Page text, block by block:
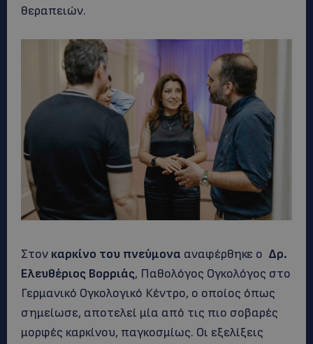
θεραπειών.
Στον καρκίνο του πνεύμονα αναφέρθηκε ο Δρ.
Ελευθέριος Βορριάς, Παθολόγος Ογκολόγος στο
Γερμανικό Ογκολογικό Κέντρο, ο οποίος όπως
σημείωσε, αποτελεί μία από τις πιο σοβαρές
μορφές καρκίνου, παγκοσμίως. Οι εξελίξεις